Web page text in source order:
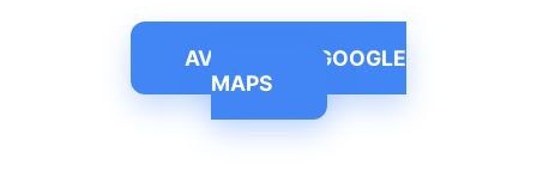
AVALIAR NO GOOGLE
MAPS